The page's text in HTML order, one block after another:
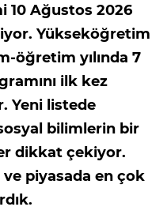
10 Ağustos 2026
Yükseköğretim
öğretim yılında 7
ilk kez
Yeni listede
bilimlerin bir
dikkat çekiyor.
ve piyasada en çok